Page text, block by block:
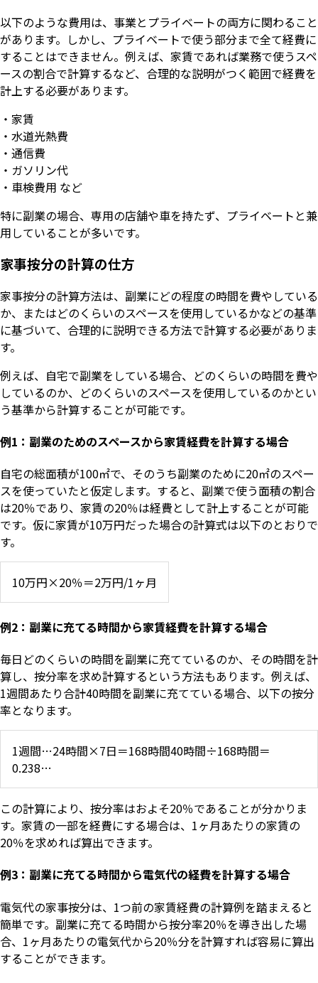
以下のような費用は、事業とプライベートの両方に関わること
があります。しかし、プライベートで使う部分まで全て経費に
することはできません。例えば、家賃であれば業務で使うスペ
ースの割合で計算するなど、合理的な説明がつく範囲で経費を
計上する必要があります。
・家賃
・水道光熱費
・通信費
・ガソリン代
・車検費用 など
特に副業の場合、専用の店舗や車を持たず、プライベートと兼
用していることが多いです。
家事按分の計算の仕方
家事按分の計算方法は、副業にどの程度の時間を費やしている
か、またはどのくらいのスペースを使用しているかなどの基準
に基づいて、合理的に説明できる方法で計算する必要がありま
す。
例えば、自宅で副業をしている場合、どのくらいの時間を費や
しているのか、どのくらいのスペースを使用しているのかとい
う基準から計算することが可能です。
例1：副業のためのスペースから家賃経費を計算する場合
自宅の総面積が100㎡で、そのうち副業のために20㎡のスペー
スを使っていたと仮定します。すると、副業で使う面積の割合
は20％であり、家賃の20％は経費として計上することが可能
です。仮に家賃が10万円だった場合の計算式は以下のとおりで
す。
10万円×20％＝2万円/1ヶ月
例2：副業に充てる時間から家賃経費を計算する場合
毎日どのくらいの時間を副業に充てているのか、その時間を計
算し、按分率を求め計算するという方法もあります。例えば、
1週間あたり合計40時間を副業に充てている場合、以下の按分
率となります。
1週間…24時間×7日＝168時間40時間÷168時間＝
0.238…
この計算により、按分率はおよそ20％であることが分かりま
す。家賃の一部を経費にする場合は、1ヶ月あたりの家賃の
20％を求めれば算出できます。
例3：副業に充てる時間から電気代の経費を計算する場合
電気代の家事按分は、1つ前の家賃経費の計算例を踏まえると
簡単です。副業に充てる時間から按分率20％を導き出した場
合、1ヶ月あたりの電気代から20％分を計算すれば容易に算出
することができます。